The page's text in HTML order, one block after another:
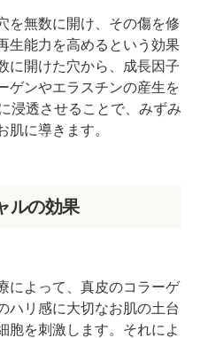
を無数に開け、その傷を修
生能力を高めるという効果
に開けた穴から、成長因子
ゲンやエラスチンの産生を
浸透させることで、みずみ
肌に導きます。
ルの効果
によって、真皮のコラーゲ
ハリ感に大切なお肌の土台
胞を刺激します。それによ